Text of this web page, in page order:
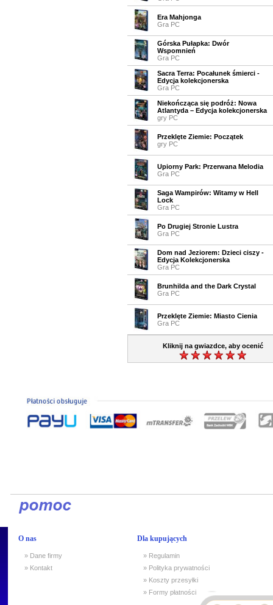
Era Mahjonga
Gra PC
Górska Pułapka: Dwór
Wspomnień
Gra PC
Sacra Terra: Pocałunek śmierci -
Edycja kolekcjonerska
Gra PC
Niekończąca się podróż: Nowa
Atlantyda – Edycja kolekcjonerska
gry PC
Przeklęte Ziemie: Początek
gry PC
Upiorny Park: Przerwana Melodia
Gra PC
Saga Wampirów: Witamy w Hell
Lock
Gra PC
Po Drugiej Stronie Lustra
Gra PC
Dom nad Jeziorem: Dzieci ciszy -
Edycja Kolekcjonerska
Gra PC
Brunhilda and the Dark Crystal
Gra PC
Przeklęte Ziemie: Miasto Cienia
Gra PC
Kliknij na gwiazdce, aby ocenić
O nas
» Dane firmy
» Kontakt
Dla kupujących
» Regulamin
» Polityka prywatności
» Koszty przesyłki
» Formy płatności